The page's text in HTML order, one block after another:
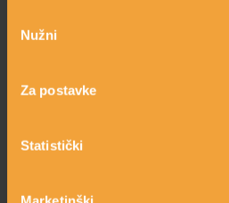
pristanka
Nužni
Za postavke
Statistički
PITAJTE NAS